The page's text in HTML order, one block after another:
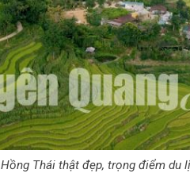
Thái thật đẹp, trọng điểm du